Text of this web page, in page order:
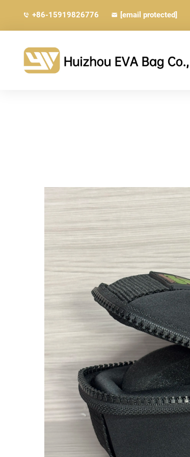
+86-15919826776 [email protected]